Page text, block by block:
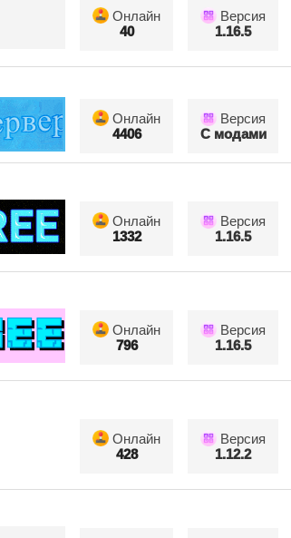
Онлайн
40
Версия
1.16.5
Онлайн
4406
Версия
С модами
Онлайн
1332
Версия
1.16.5
Онлайн
796
Версия
1.16.5
Онлайн
428
Версия
1.12.2